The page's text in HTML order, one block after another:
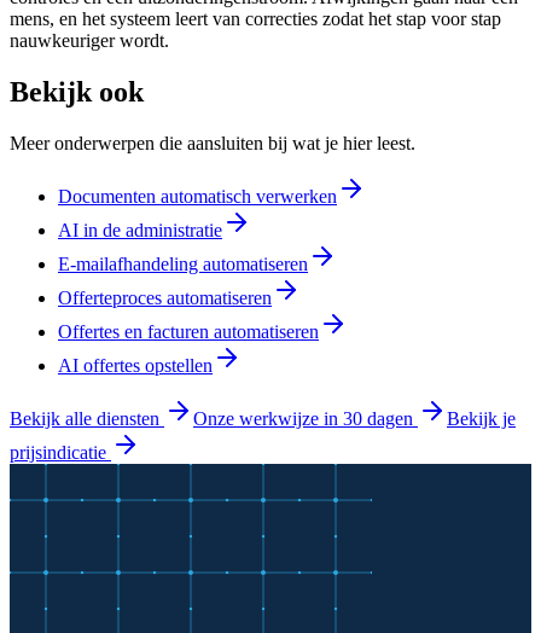
mens, en het systeem leert van correcties zodat het stap voor stap
nauwkeuriger wordt.
Bekijk ook
Meer onderwerpen die aansluiten bij wat je hier leest.
Documenten automatisch verwerken
AI in de administratie
E-mailafhandeling automatiseren
Offerteproces automatiseren
Offertes en facturen automatiseren
AI offertes opstellen
Bekijk alle diensten Onze werkwijze in 30 dagen
Bekijk je
prijsindicatie